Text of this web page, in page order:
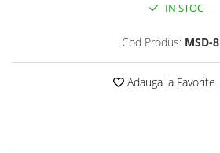
Sampoane si Balsamuri
Servetele Umede
Covorase absorbante
Castroane si boluri pentru apa si
Custi transport - Pisici
Lese, Hamuri si Zgarzi
IN STOC
Cod Produs: MSD-8
Adauga la Favorite